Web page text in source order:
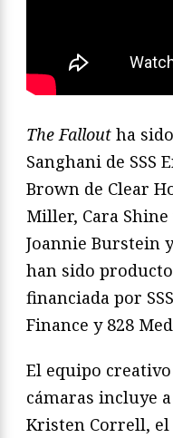
The Fallout ha
Sanghani de SSS
Brown de Clear
Miller, Cara
Joannie Burstein
han sido
financiada por
Finance y 828
El equipo
cámaras incluye
Kristen Correll,